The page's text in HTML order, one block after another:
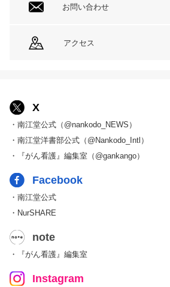
お問い合わせ
アクセス
X
・南江堂公式（@nankodo_NEWS）
・南江堂洋書部公式（@Nankodo_Intl）
・『がん看護』編集室（@gankango）
Facebook
・南江堂公式
・NurSHARE
note
・『がん看護』編集室
Instagram